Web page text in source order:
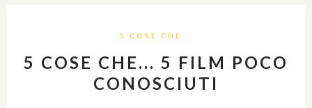
5 COSE CHE...
5 COSE CHE... 5 FILM POCO
CONOSCIUTI